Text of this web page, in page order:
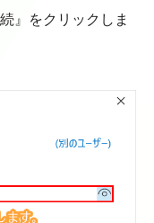
』をクリックしま